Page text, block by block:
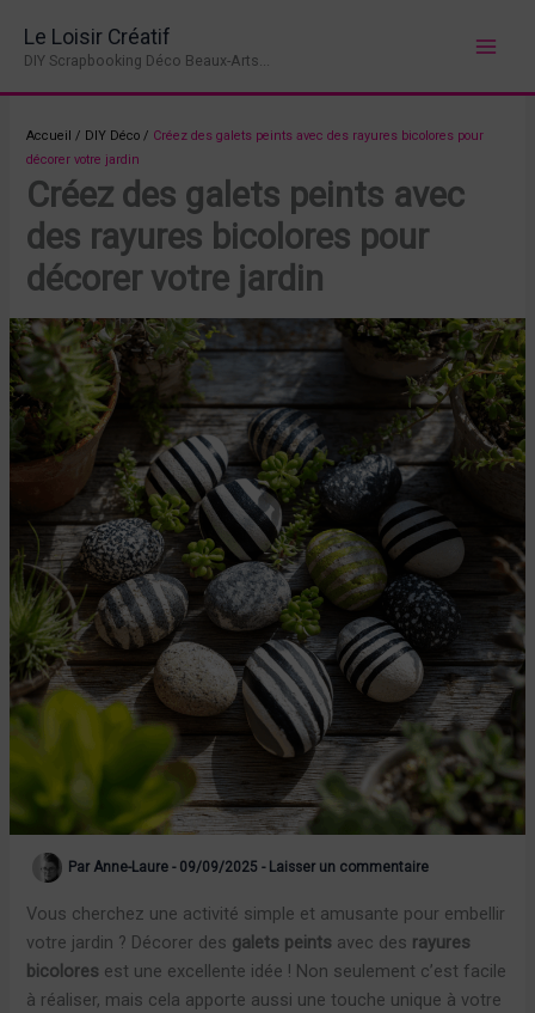
contenu
Le Loisir Créatif
DIY Scrapbooking Déco Beaux-Arts...
Accueil / DIY Déco / Créez des galets peints avec des rayures bicolores pour
décorer votre jardin
Créez des galets peints avec
des rayures bicolores pour
décorer votre jardin
Par Anne-Laure- 09/09/2025- Laisser un commentaire
Vous cherchez une activité simple et amusante pour embellir
votre jardin ? Décorer des galets peints avec des rayures
bicolores est une excellente idée ! Non seulement c’est facile
à réaliser, mais cela apporte aussi une touche unique à votre